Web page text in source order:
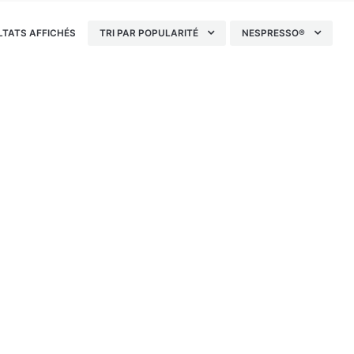
AFFICHÉS TRI PAR POPULARITÉ NESPRESSO®